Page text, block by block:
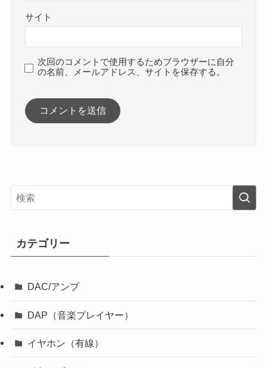
サイト
次回のコメントで使用するためブラウザーに自分
の名前、メールアドレス、サイトを保存する。
カテゴリー
DAC/アンプ
DAP（音楽プレイヤー）
イヤホン（有線）